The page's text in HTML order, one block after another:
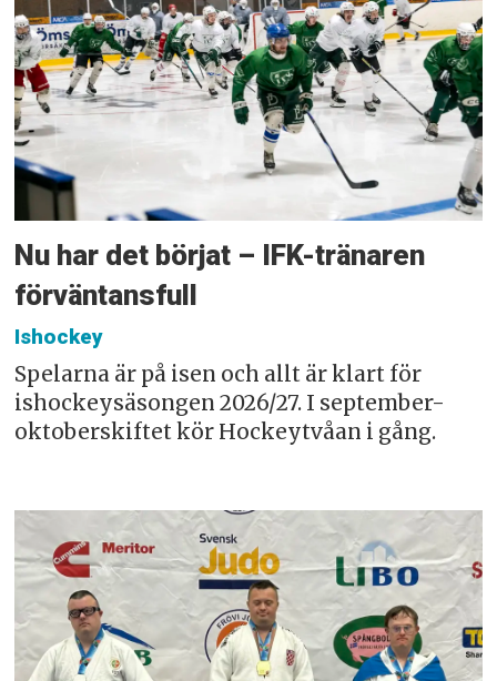
Nu har det börjat – IFK-tränaren
förväntansfull
Ishockey
Spelarna är på isen och allt är klart för
ishockeysäsongen 2026/27. I september-
oktoberskiftet kör Hockeytvåan i gång.